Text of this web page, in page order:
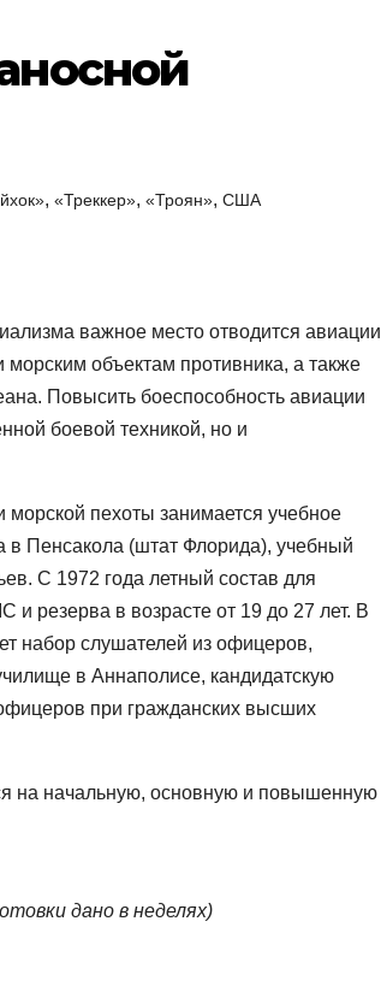
, «Треккер», «Троян», США
важное место отводится авиации
объектам противника, а также
Повысить боеспособность авиации
боевой техникой, но и
пехоты занимается учебное
Пенсакола (штат Флорида), учебный
С 1972 года летный состав для
резерва в возрасте от 19 до 27 лет. В
набор слушателей из офицеров,
в Аннаполисе, кандидатскую
при гражданских высших
на начальную, основную и повышенную
дано в неделях)